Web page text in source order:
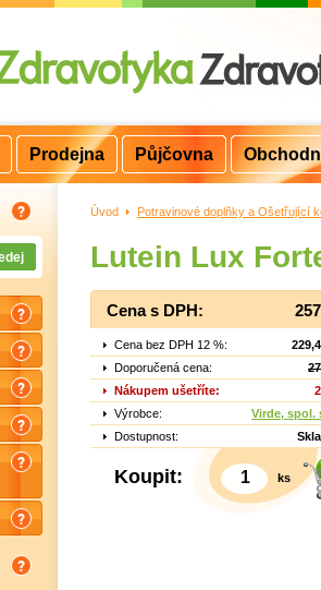
Úvod > Potravinové doplňky a Ošetřující
Lutein Lux
Cena s DPH:
Cena bez DPH 12 %:
Doporučená cena:
Nákupem ušetříte:
Výrobce:
Virde, spol.
Dostupnost:
Koupit: ks
Prodejna Půjčovna